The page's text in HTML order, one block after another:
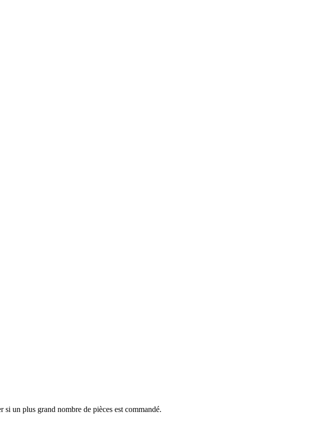
un plus grand nombre de pièces est commandé.